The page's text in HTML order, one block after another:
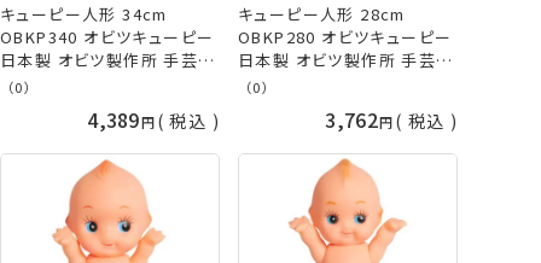
キューピー人形 34cm
OBKP340 オビツキューピー
日本製 オビツ製作所 手芸の
山久
（0）
4,389 税込
キューピー人形 28cm
OBKP280 オビツキューピー
日本製 オビツ製作所 手芸の
山久
（0）
3,762 税込